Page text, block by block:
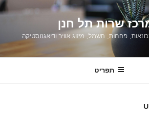
שרות תל חנן
פחחות, חשמל, מיזוג אוויר ודיאגנוסטיקה
תפריט